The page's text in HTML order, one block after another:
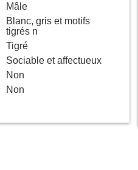
Mâle
Blanc, gris et motifs
tigrés n
Tigré
Sociable et affectueux
Non
Non